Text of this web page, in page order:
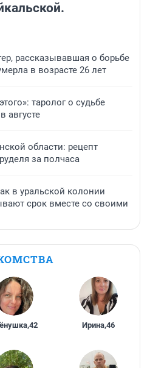
рассказывавшая о борьбе
в возрасте 26 лет
таролог о судьбе
августе
области: рецепт
за полчаса
в уральской колонии
срок вместе со своими
,42 Ирина,46